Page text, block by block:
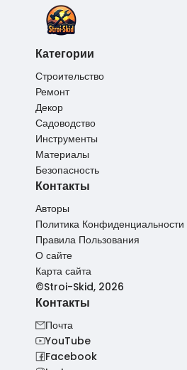
Категории
Строительство
Ремонт
Декор
Садоводство
Инструменты
Материалы
Безопасность
Контакты
Авторы
Политика Конфиденциальности
Правила Пользования
О сайте
Карта сайта
©Stroi-Skid, 2026
Контакты
Почта
YouTube
Facebook